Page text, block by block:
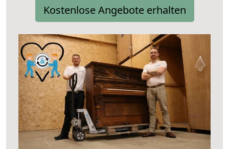
Kostenlose Angebote erhalten